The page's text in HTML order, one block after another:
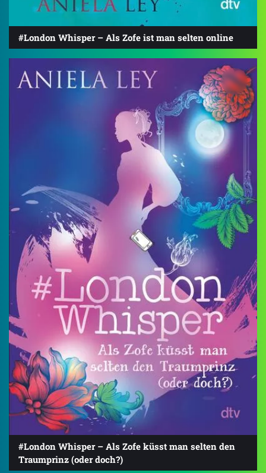
#London Whisper – Als Zofe ist man selten online
#London Whisper – Als Zofe küsst man selten den
Traumprinz (oder doch?)